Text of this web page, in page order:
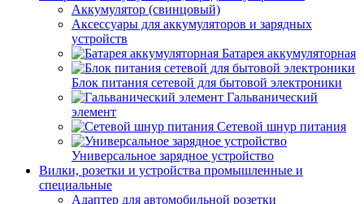
Аккумулятор (свинцовый)
Аксессуары для аккумуляторов и зарядных
устройств
Батарея аккумуляторная
Блок питания сетевой для бытовой электроники
Гальванический
элемент
Сетевой шнур питания
Универсальное зарядное устройство
Вилки, розетки и устройства промышленные и
специальные
Адаптер для автомобильной розетки